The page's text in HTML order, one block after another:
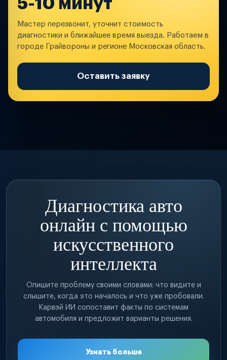
5-10 минут
Мастер перезвонит, уточнит стоимость
диагностики и ближайшее время выезда. Работаем в
городе Грайвороны и регионе Московская область.
Оставить заявку
Диагностика авто
онлайн с помощью
искусственного
интеллекта
Опишите проблему своими словами: что видите и
слышите, когда это началось и что уже пробовали.
Карвэй ИИ сопоставит факты по системам
автомобиля и предложит варианты решения.
Узнать больше